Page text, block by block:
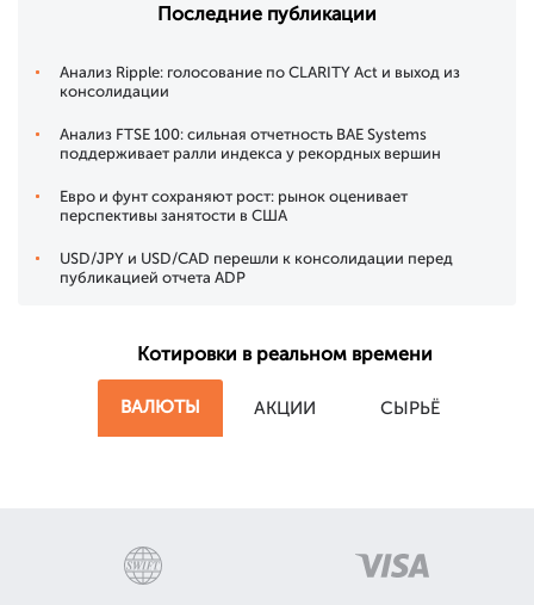
Последние публикации
Анализ Ripple: голосование по CLARITY Act и выход из
консолидации
Анализ FTSE 100: сильная отчетность BAE Systems
поддерживает ралли индекса у рекордных вершин
Евро и фунт сохраняют рост: рынок оценивает
перспективы занятости в США
USD/JPY и USD/CAD перешли к консолидации перед
публикацией отчета ADP
Котировки в реальном времени
ВАЛЮТЫ АКЦИИ СЫРЬЁ